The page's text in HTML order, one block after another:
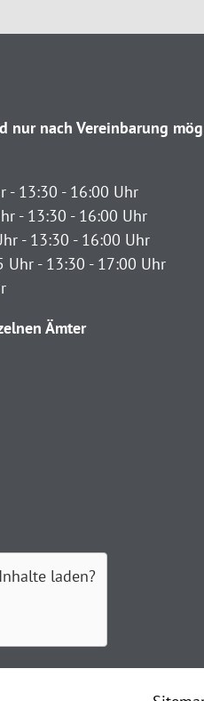
nur nach Vereinbarung
- 13:30 - 16:00 Uhr
- 13:30 - 16:00 Uhr
- 13:30 - 16:00 Uhr
Uhr - 13:30 - 17:00 Uhr
Ämter
laden?